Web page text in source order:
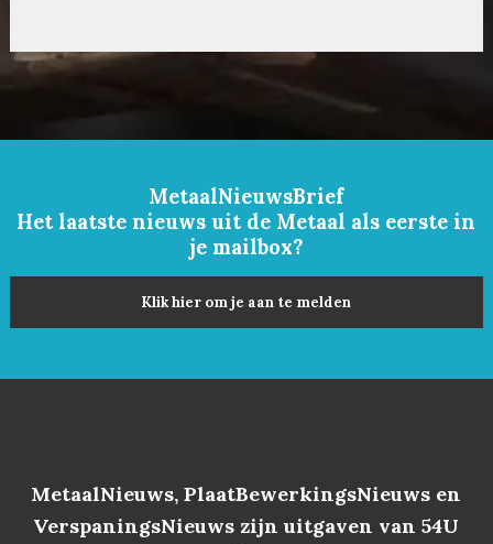
MetaalNieuwsBrief
Het laatste nieuws uit de Metaal als eerste in
je mailbox?
Klik hier om je aan te melden
MetaalNieuws, PlaatBewerkingsNieuws en
VerspaningsNieuws zijn uitgaven van 54U